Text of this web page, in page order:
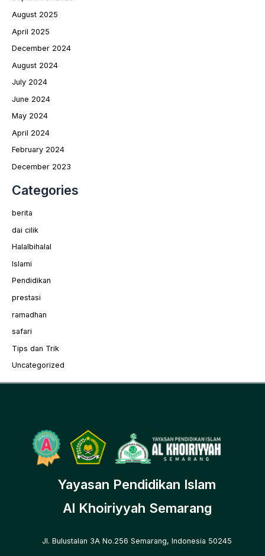
August 2025
April 2025
December 2024
August 2024
July 2024
June 2024
May 2024
April 2024
February 2024
December 2023
Categories
berita
dai cilik
Halalbihalal
Islami
Pendidikan
prestasi
ramadhan
safari
Tips dan Trik
Uncategorized
Yayasan Pendidikan Islam
Al Khoiriyyah Semarang
Jl. Bulustalan 3A No.256 Semarang, Indonesia 50245